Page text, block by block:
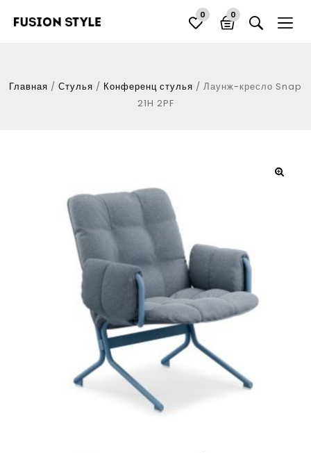
0 0
Главная / Стулья / Конференц стулья / Лаунж-кресло Snap
21H 2PF